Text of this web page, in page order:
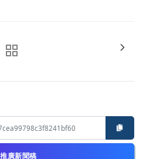
推廣新聞稿